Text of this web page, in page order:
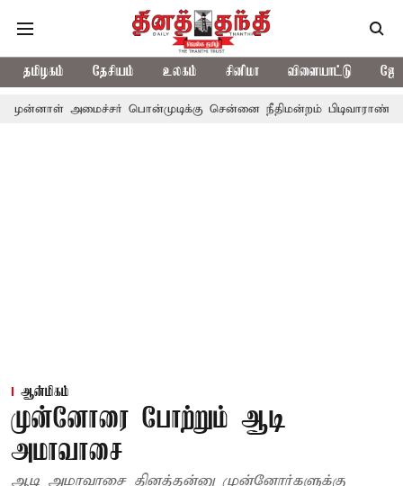
தமிழகம் தேசியம் உலகம் சினிமா விளையாட்டு
பொன்முடிக்கு சென்னை நீதிமன்றம் பிடிவாராண்ட்
ஆன்மிகம்
முன்னோரை போற்றும் ஆடி
அமாவாசை
ஆடி அமாவாசை தினத்தன்னு முன்னோர்களுக்கு